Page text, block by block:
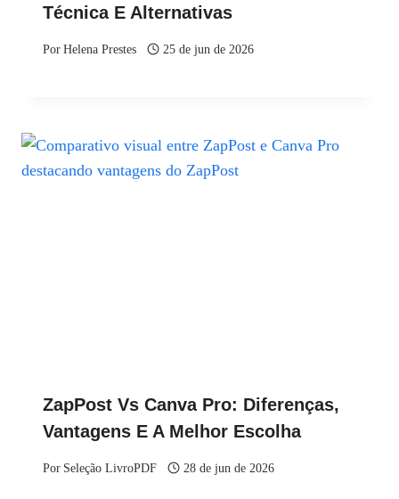
Técnica E Alternativas
PorHelena Prestes 25 de jun de 2026
ZapPost Vs Canva Pro: Diferenças,
Vantagens E A Melhor Escolha
Por Seleção LivroPDF 28 de jun de 2026